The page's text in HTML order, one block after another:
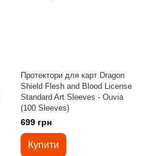
Протектори для карт Dragon
Shield Flesh and Blood License
Standard Art Sleeves - Ouvia
(100 Sleeves)
699 грн
Купити